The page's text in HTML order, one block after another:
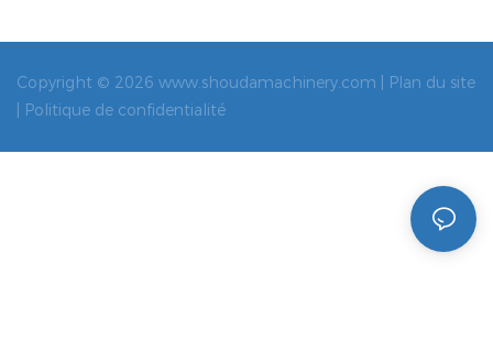
Copyright © 2026 www.shoudamachinery.com |
Plan du site
Politique de confidentialité